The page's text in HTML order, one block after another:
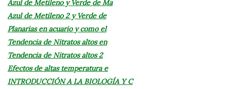
Azul de Metileno y Verde de Ma
Azul de Metileno 2 y Verde de
Planarias en acuario y como el
Tendencia de Nitratos altos en
Tendencia de Nitratos altos 2
Efectos de altas temperatura e
INTRODUCCIÓN A LA BIOLOGÍA Y C